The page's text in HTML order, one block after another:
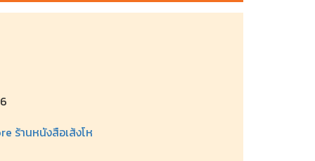
ร้านหนังสือเส้งโห